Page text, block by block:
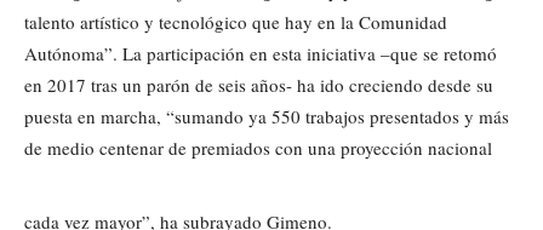
talento artístico y tecnológico que hay en la Comunidad
Autónoma”. La participación en esta iniciativa –que se retomó
en 2017 tras un parón de seis años- ha ido creciendo desde su
puesta en marcha, “sumando ya 550 trabajos presentados y más
de medio centenar de premiados con una proyección nacional
cada vez mayor”, ha subrayado Gimeno.